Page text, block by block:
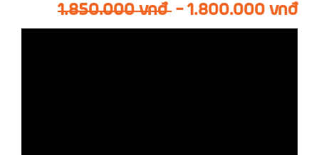
1.850.000 vnđ - 1.800.000 vnđ